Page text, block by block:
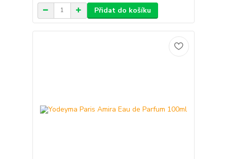
Přidat do košíku